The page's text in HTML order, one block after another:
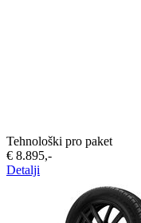
Tehnološki pro paket
€ 8.895,-‍
Detalji